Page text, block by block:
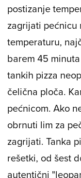
postizanje
zagrijati pećnicu
temperaturu,
barem 45
tankih pizza
čelična ploča.
pećnicom. Ako
obrnuti lim za
zagrijati. Tanka
rešetki, od šest
autentični